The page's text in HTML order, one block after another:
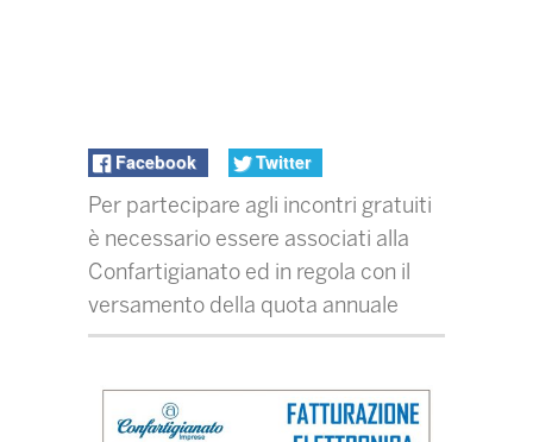
Facebook Twitter
Per partecipare agli incontri gratuiti
è necessario essere associati alla
Confartigianato ed in regola con il
versamento della quota annuale